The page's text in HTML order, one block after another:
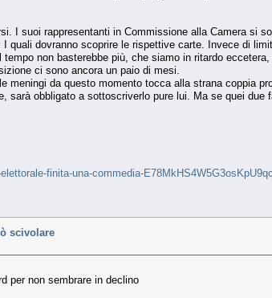
I suoi rappresentanti in Commissione alla Camera si
dovranno scoprire le rispettive carte. Invece di
non basterebbe più, che siamo in ritardo
ci sono ancora un paio di mesi.
da questo momento tocca alla strana coppia
obbligato a sottoscriverlo pure lui. Ma se quei due
finita-una-commedia-
scivolare
per non sembrare in declino